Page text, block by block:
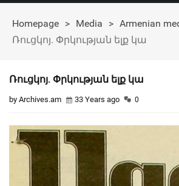
Homepage > Media > Armenian
Ռուցկոյ. Փրկության ելք կա
Ռուցկոյ. Փրկության ելք կա
by Archives.am 33 Years ago 0